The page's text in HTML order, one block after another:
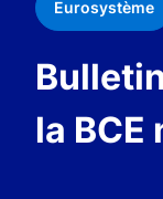
Eurosystème
la